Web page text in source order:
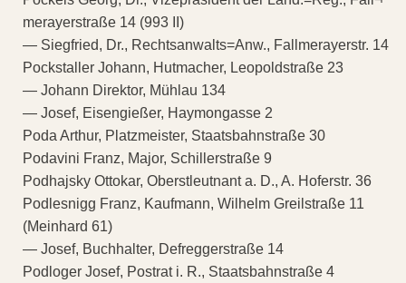
merayerstraße 14 (993 II)
— Siegfried, Dr., Rechtsanwalts=Anw., Fallmerayerstr. 14
Pockstaller Johann, Hutmacher, Leopoldstraße 23
— Johann Direktor, Mühlau 134
— Josef, Eisengießer, Haymongasse 2
Poda Arthur, Platzmeister, Staatsbahnstraße 30
Podavini Franz, Major, Schillerstraße 9
Podhajsky Ottokar, Oberstleutnant a. D., A. Hoferstr. 36
Podlesnigg Franz, Kaufmann, Wilhelm Greilstraße 11
(Meinhard 61)
— Josef, Buchhalter, Defreggerstraße 14
Podloger Josef, Postrat i. R., Staatsbahnstraße 4